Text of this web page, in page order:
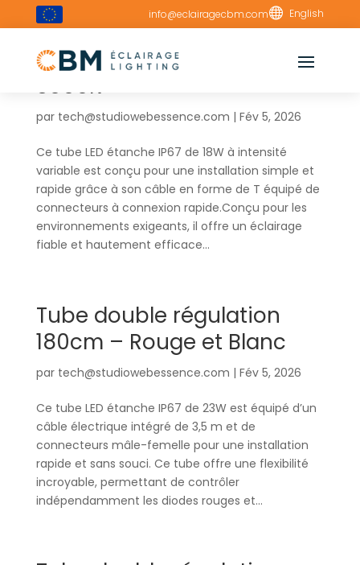
info@eclairagecbm.com English
Tube transversal 120cm –
3000K
par tech@studiowebessence.com | Fév 5, 2026
Ce tube LED étanche IP67 de 18W à intensité
variable est conçu pour une installation simple et
rapide grâce à son câble en forme de T équipé de
connecteurs à connexion rapide.Conçu pour les
environnements exigeants, il offre un éclairage
fiable et hautement efficace...
Tube double régulation
180cm – Rouge et Blanc
par tech@studiowebessence.com | Fév 5, 2026
Ce tube LED étanche IP67 de 23W est équipé d’un
câble électrique intégré de 3,5 m et de
connecteurs mâle-femelle pour une installation
rapide et sans souci. Ce tube offre une flexibilité
incroyable, permettant de contrôler
indépendamment les diodes rouges et...